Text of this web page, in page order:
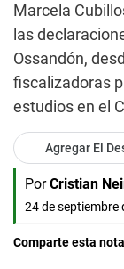
Marcela
las
Ossandón,
fiscalizadoras
estudios en el
Agregar El
Por Cristian
24 de septiembre
Comparte esta